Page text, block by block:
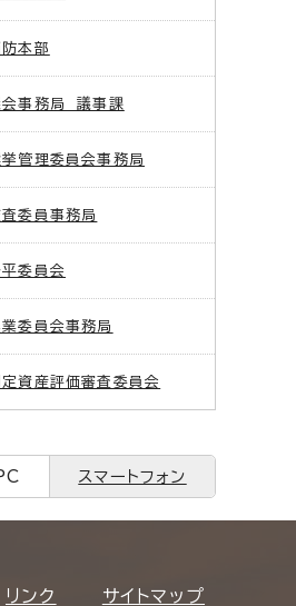
防本部
会事務局 議事課
挙管理委員会事務局
委員事務局
委員会
委員会事務局
定資産評価審査委員会
スマートフォン
リンク サイトマップ